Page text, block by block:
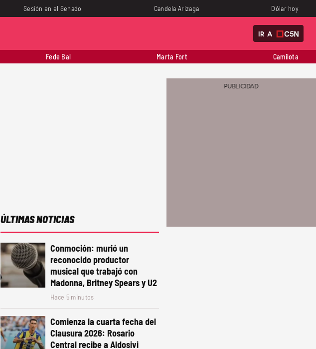
Sesión en el Senado Candela Arizaga Dólar hoy
IR A
Fede Bal Marta Fort Camilota
ÚLTIMAS NOTICIAS
Conmoción: murió un
reconocido productor
musical que trabajó con
Madonna, Britney Spears y U2
Hace 5 minutos
Comienza la cuarta fecha del
Clausura 2026: Rosario
Central recibe a Aldosivi